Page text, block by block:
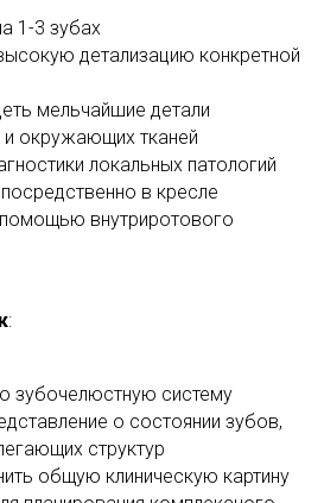
1-3 зубах
детализацию конкретной
мельчайшие детали
и окружающих тканей
локальных патологий
в кресле
внутриротового
:
зубочелюстную систему
о состоянии зубов,
структур
общую клиническую картину